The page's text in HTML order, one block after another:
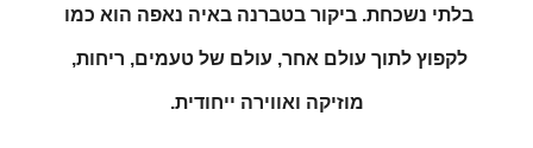
מוזיקה ואווירה ייחודית.